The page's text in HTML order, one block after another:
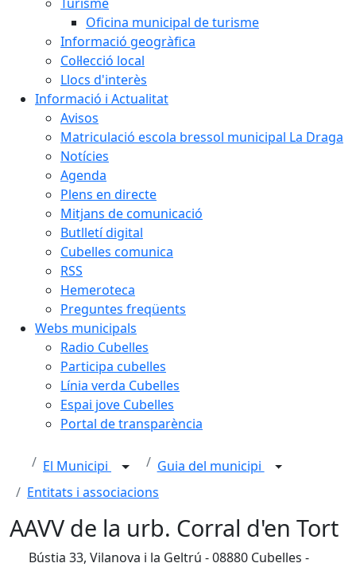
Oficina municipal de turisme
Informació geogràfica
Col·lecció local
Llocs d'interès
Informació i Actualitat
Avisos
Matriculació escola bressol municipal La Draga
Notícies
Agenda
Plens en directe
Mitjans de comunicació
Butlletí digital
Cubelles comunica
RSS
Hemeroteca
Preguntes freqüents
Webs municipals
Radio Cubelles
Participa cubelles
Línia verda Cubelles
Espai jove Cubelles
Portal de transparència
El Municipi
Guia del municipi
Entitats i associacions
AAVV de la urb. Corral d'en Tort
Bústia 33, Vilanova i la Geltrú - 08880 Cubelles -